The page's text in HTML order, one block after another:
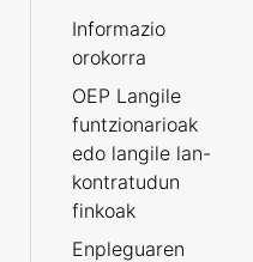
Informazio
orokorra
OEP Langile
funtzionarioak
edo langile lan-
kontratudun
finkoak
Enpleguaren